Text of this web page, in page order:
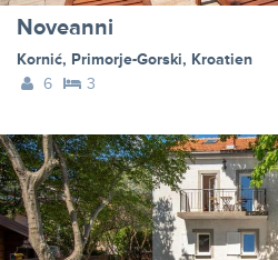
Noveanni
Kornić, Primorje-Gorski, Kroatien
6
3